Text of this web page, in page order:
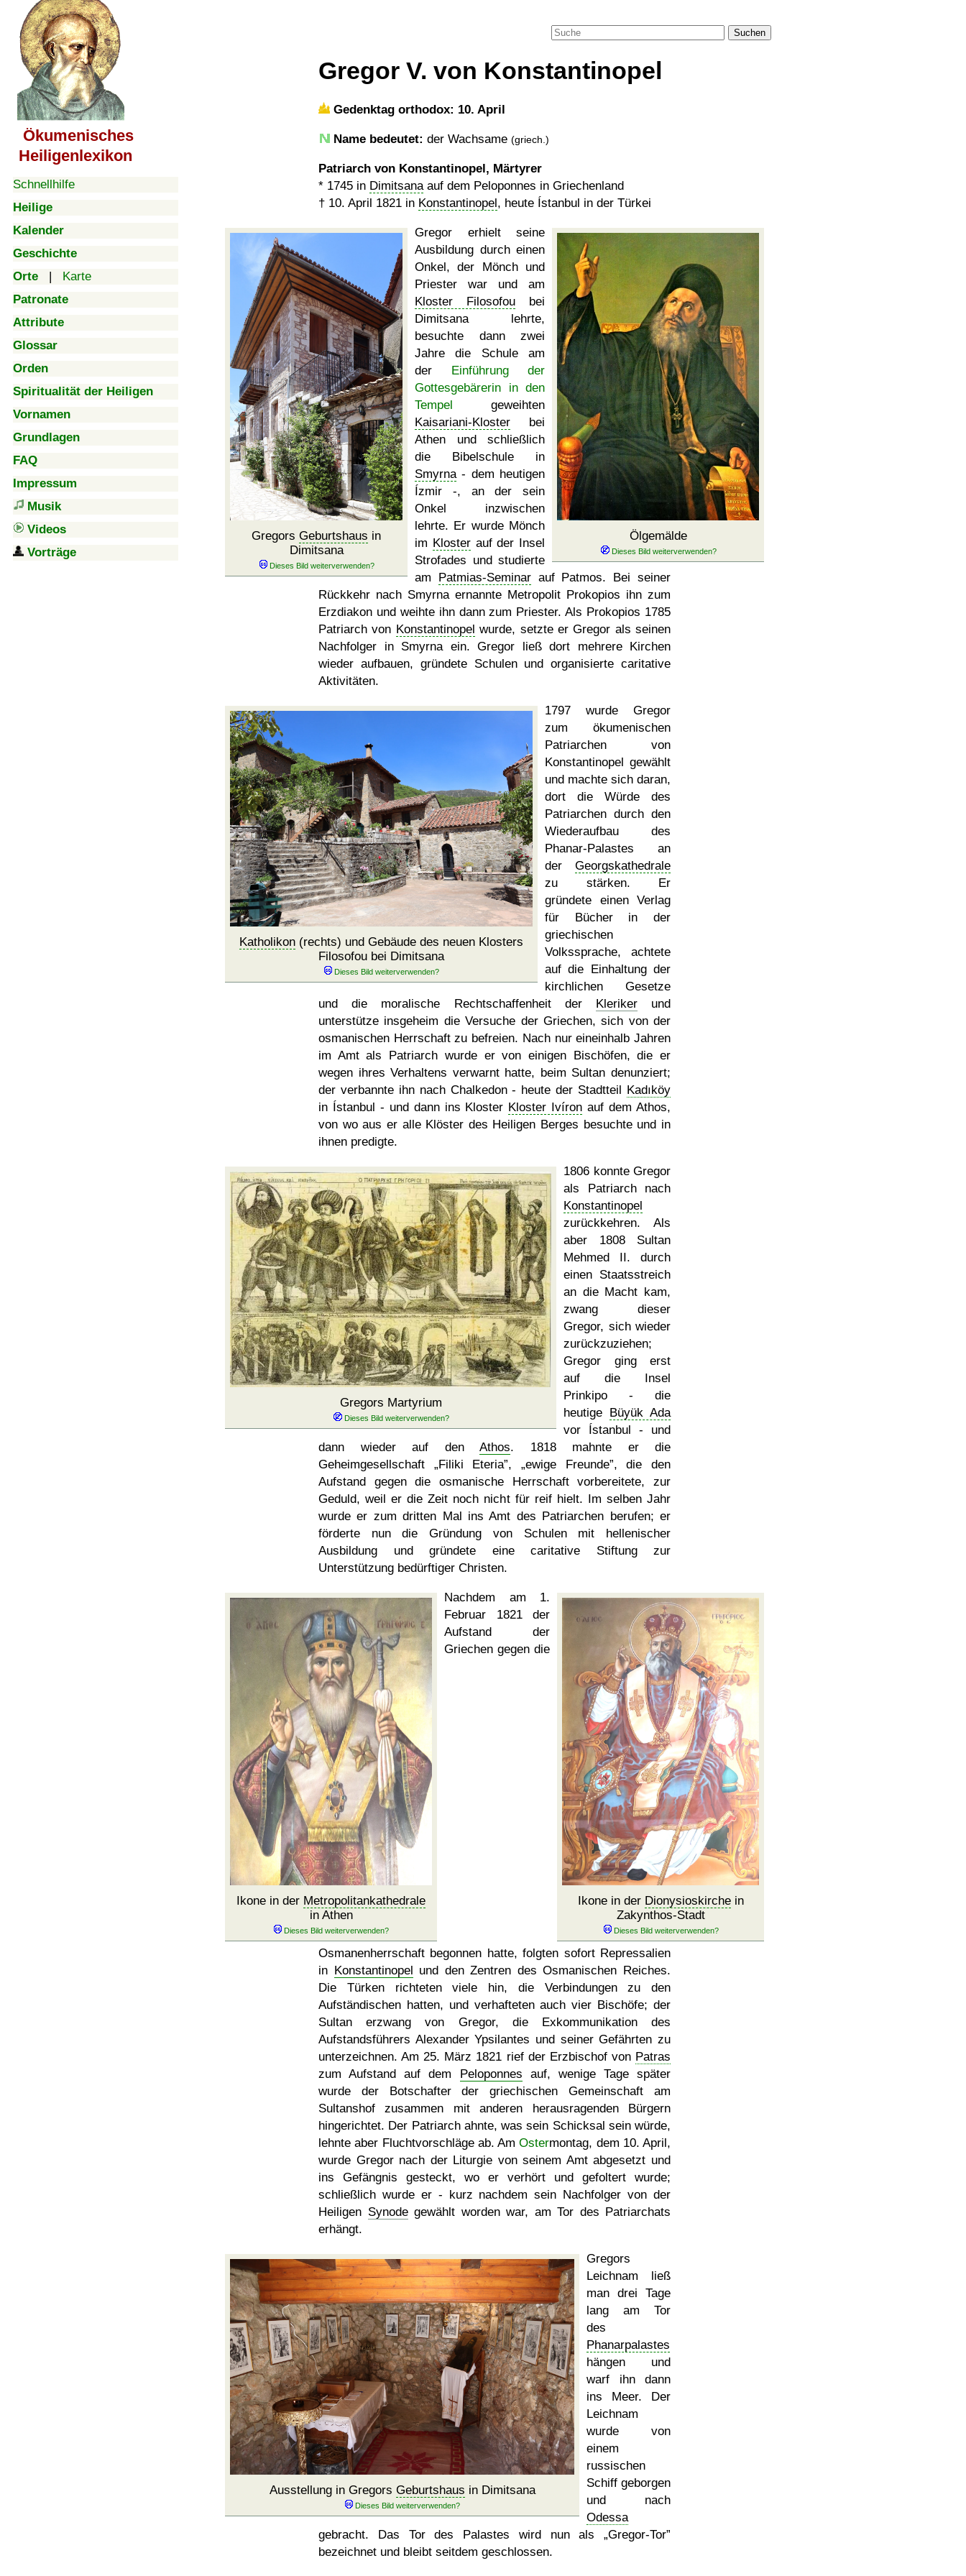
Ökumenisches
Heiligenlexikon
Schnellhilfe
Heilige
Kalender
Geschichte
Orte | Karte
Patronate
Attribute
Glossar
Orden
Spiritualität der Heiligen
Vornamen
Grundlagen
FAQ
Impressum
Musik
Videos
Vorträge
Suchen
Gregor V. von Konstantinopel
Gedenktag orthodox: 10. April
Name bedeutet: der Wachsame (griech.)
Patriarch von Konstantinopel, Märtyrer
* 1745 in Dimitsanaauf dem Peloponnes in Griechenland
† 10. April 1821 in Konstantinopel, heute Ístanbul in der Türkei
Gregors Geburtshaus in
Dimitsana
Ölgemälde
Gregor erhielt seine
Ausbildung durch einen
Onkel, der Mönch und
Priester war und am
Kloster Filosofou bei
Dimitsana lehrte,
besuchte dann zwei
Jahre die Schule am
der Einführung der
Gottesgebärerin in den
Tempel geweihten
Kaisariani-Kloster bei
Athen und schließlich
die Bibelschule in
Smyrna- dem heutigen
Ízmir -, an der sein
Onkel inzwischen
lehrte. Er wurde Mönch
im Klosterauf der Insel
Strofades und studierte
am Patmias-Seminarauf Patmos. Bei seiner
Rückkehr nach Smyrna ernannte Metropolit Prokopios ihn zum
Erzdiakon und weihte ihn dann zum Priester. Als Prokopios 1785
Patriarch von Konstantinopel wurde, setzte er Gregor als seinen
Nachfolger in Smyrna ein. Gregor ließ dort mehrere Kirchen
wieder aufbauen, gründete Schulen und organisierte caritative
Aktivitäten.
Katholikon (rechts) und Gebäude des neuen Klosters
Filosofou bei Dimitsana
1797 wurde Gregor
zum ökumenischen
Patriarchen von
Konstantinopel gewählt
und machte sich daran,
dort die Würde des
Patriarchen durch den
Wiederaufbau des
Phanar-Palastes an
der Georgskathedrale
zu stärken. Er
gründete einen Verlag
für Bücher in der
griechischen
Volkssprache, achtete
auf die Einhaltung der
kirchlichen Gesetze
und die moralische Rechtschaffenheit der Klerikerund
unterstütze insgeheim die Versuche der Griechen, sich von der
osmanischen Herrschaft zu befreien. Nach nur eineinhalb Jahren
im Amt als Patriarch wurde er von einigen Bischöfen, die er
wegen ihres Verhaltens verwarnt hatte, beim Sultan denunziert;
der verbannte ihn nach Chalkedon - heute der Stadtteil Kadıköy
in Ístanbul - und dann ins Kloster Kloster Ivíron auf dem Athos,
von wo aus er alle Klöster des Heiligen Berges besuchte und in
ihnen predigte.
Gregors Martyrium
1806 konnte Gregor
als Patriarch nach
Konstantinopel
zurückkehren. Als
aber 1808 Sultan
Mehmed II. durch
einen Staatsstreich
an die Macht kam,
zwang dieser
Gregor, sich wieder
zurückzuziehen;
Gregor ging erst
auf die Insel
Prinkipo - die
heutige Büyük Ada
vor Ístanbul - und
dann wieder auf den Athos. 1818 mahnte er die
Geheimgesellschaft
Filiki Eteria , ewige Freunde , die den
Aufstand gegen die osmanische Herrschaft vorbereitete, zur
Geduld, weil er die Zeit noch nicht für reif hielt. Im selben Jahr
wurde er zum dritten Mal ins Amt des Patriarchen berufen; er
förderte nun die Gründung von Schulen mit hellenischer
Ausbildung und gründete eine caritative Stiftung zur
Unterstützung bedürftiger Christen.
Ikone in der Metropolitankathedrale
in Athen
Ikone in der Dionysioskirchein
Zakynthos-Stadt
Nachdem am 1.
Februar 1821 der
Aufstand der
Griechen gegen die
Osmanenherrschaft begonnen hatte, folgten sofort Repressalien
in Konstantinopel und den Zentren des Osmanischen Reiches.
Die Türken richteten viele hin, die Verbindungen zu den
Aufständischen hatten, und verhafteten auch vier Bischöfe; der
Sultan erzwang von Gregor, die Exkommunikation des
Aufstandsführers Alexander Ypsilantes und seiner Gefährten zu
unterzeichnen. Am 25. März 1821 rief der Erzbischof von Patras
zum Aufstand auf dem Peloponnes auf, wenige Tage später
wurde der Botschafter der griechischen Gemeinschaft am
Sultanshof zusammen mit anderen herausragenden Bürgern
hingerichtet. Der Patriarch ahnte, was sein Schicksal sein würde,
lehnte aber Fluchtvorschläge ab. AmOstermontag, dem 10. April,
wurde Gregor nach der Liturgie von seinem Amt abgesetzt und
ins Gefängnis gesteckt, wo er verhört und gefoltert wurde;
schließlich wurde er - kurz nachdem sein Nachfolger von der
Heiligen Synodegewählt worden war, am Tor des Patriarchats
erhängt.
Ausstellung in Gregors Geburtshaus in Dimitsana
Gregors
Leichnam ließ
man drei Tage
lang am Tor
des
Phanarpalastes
hängen und
warf ihn dann
ins Meer. Der
Leichnam
wurde von
einem
russischen
Schiff geborgen
und nach
Odessa
gebracht. Das Tor des Palastes wird nun als
Gregor-Tor
bezeichnet und bleibt seitdem geschlossen.